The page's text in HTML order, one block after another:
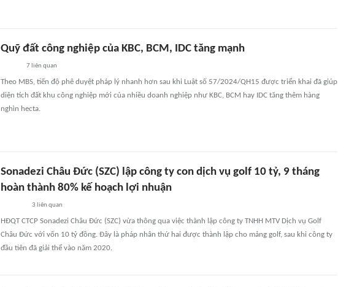
Quỹ đất công nghiệp của KBC, BCM, IDC tăng mạnh
7 liên quan
Theo MBS, tiến độ phê duyệt pháp lý nhanh hơn sau khi Luật số 57/2024/QH15 được triển khai đã giúp
diện tích đất khu công nghiệp mới của nhiều doanh nghiệp như KBC, BCM hay IDC tăng thêm hàng
nghìn hecta.
Sonadezi Châu Đức (SZC) lập công ty con dịch vụ golf 10 tỷ, 9 tháng
hoàn thành 80% kế hoạch lợi nhuận
3 liên quan
HĐQT CTCP Sonadezi Châu Đức (SZC) vừa thông qua việc thành lập công ty TNHH MTV Dịch vụ Golf
Châu Đức với vốn 10 tỷ đồng. Đây là pháp nhân thứ hai được thành lập cho mảng golf, sau khi công ty
đầu tiên đã giải thể vào năm 2020.